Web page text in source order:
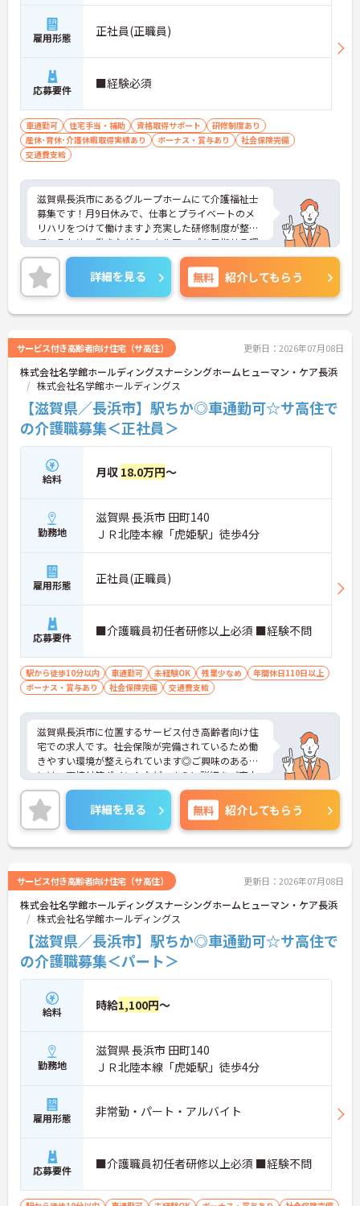
雇用形態 正社員(正職員)
応募要件 ■経験必須
車通勤可 住宅手当・補助 資格取得サポート
研修制度あり
産休･育休･介護休暇取得実績あり
ボーナス・賞与あり
社会保険完備
交通費支給
滋賀県長浜市にあるグループホームにて介護福祉士
募集です！月9日休みで、仕事とプライベートのメ
リハリをつけて働けます♪充実した研修制度が整っ
ているため、働きながらスキルアップを目指せる環
境です！マイカー通勤も可能で、毎日の通勤も快適
◎ご興味のある方には、面接対策ポイントなど、さ
らに詳細をご案内しますのでお気軽にご相談くださ
い！
詳細を見る 無料 紹介してもらう
サービス付き高齢者向け住宅（サ高住） 更新日：2026年07月08日
株式会社名学館ホールディングスナーシングホームヒューマン・ケア長浜
株式会社名学館ホールディングス
【滋賀県／長浜市】駅ちか◎車通勤可☆サ高住で
の介護職募集＜正社員＞
給料 月収 18.0万円～
勤務地
滋賀県 長浜市 田町140
ＪＲ北陸本線「虎姫駅」徒歩4分
雇用形態 正社員(正職員)
応募要件 ■介護職員初任者研修以上必須 ■経験不問
駅から徒歩10分以内 車通勤可 未経験OK 残業少なめ
年間休日110日以上
ボーナス・賞与あり
社会保険完備 交通費支給
滋賀県長浜市に位置するサービス付き高齢者向け住
宅での求人です。社会保険が完備されているため働
きやすい環境が整えられています◎ご興味のある方
には、面接対策ポイントなど、さらに詳細をご案内
しますのでお気軽にご相談ください！
詳細を見る 無料 紹介してもらう
サービス付き高齢者向け住宅（サ高住） 更新日：2026年07月08日
株式会社名学館ホールディングスナーシングホームヒューマン・ケア長浜
株式会社名学館ホールディングス
【滋賀県／長浜市】駅ちか◎車通勤可☆サ高住で
の介護職募集＜パート＞
給料 時給1,100円～
勤務地
滋賀県 長浜市 田町140
ＪＲ北陸本線「虎姫駅」徒歩4分
雇用形態 非常勤・パート・アルバイト
応募要件 ■介護職員初任者研修以上必須 ■経験不問